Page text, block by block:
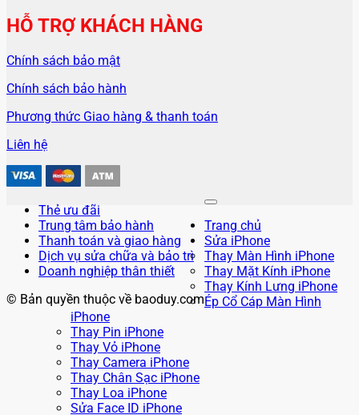
HỖ TRỢ KHÁCH HÀNG
Chính sách bảo mật
Chính sách bảo hành
Phương thức Giao hàng & thanh toán
Liên hệ
Thẻ ưu đãi
Trung tâm bảo hành
Thanh toán và giao hàng
Dịch vụ sửa chữa và bảo trì
Doanh nghiệp thân thiết
© Bản quyền thuộc về baoduy.com
Trang chủ
Sửa iPhone
Thay Màn Hình iPhone
Thay Mặt Kính iPhone
Thay Kính Lưng iPhone
Ép Cổ Cáp Màn Hình
iPhone
Thay Pin iPhone
Thay Vỏ iPhone
Thay Camera iPhone
Thay Chân Sạc iPhone
Thay Loa iPhone
Sửa Face ID iPhone